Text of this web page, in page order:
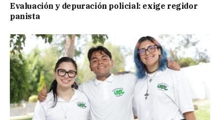
Evaluación y depuración policial: exige regidor
panista